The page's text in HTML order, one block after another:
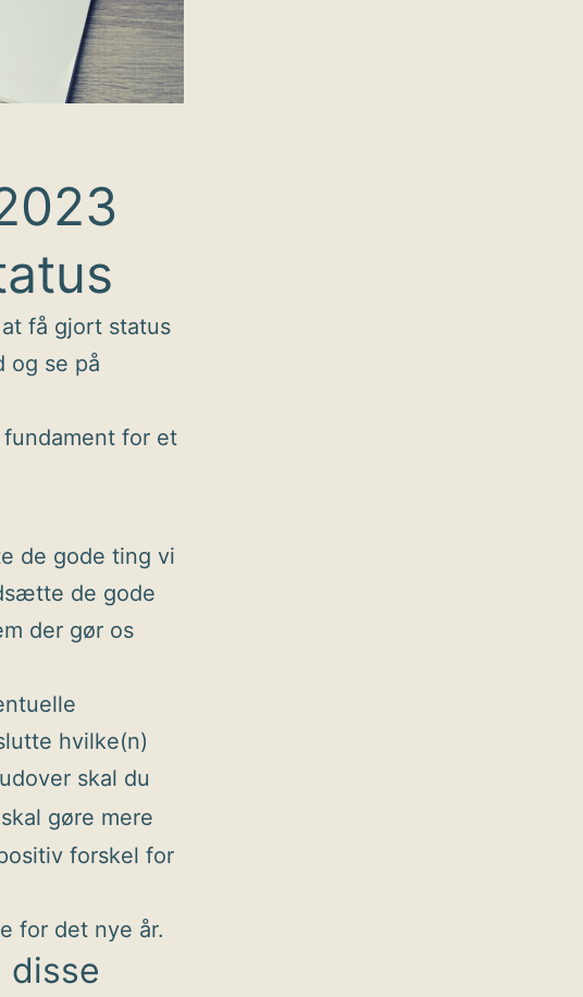
få gjort status
og se på
for et
de gode ting vi
de gode
der gør os
hvilke(n)
skal du
gøre mere
forskel for
for det nye år.
disse